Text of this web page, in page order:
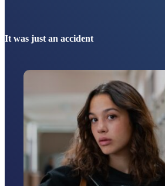
It was just an accident